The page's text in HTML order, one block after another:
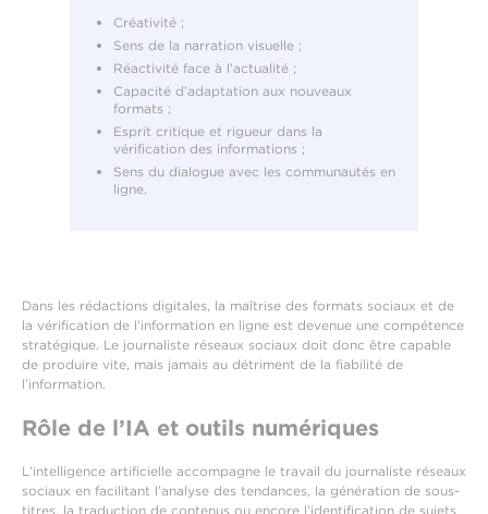
Créativité ;
Sens de la narration visuelle ;
Réactivité face à l’actualité ;
Capacité d’adaptation aux nouveaux
formats ;
Esprit critique et rigueur dans la
vérification des informations ;
Sens du dialogue avec les communautés en
ligne.
Dans les rédactions digitales, la maîtrise des formats sociaux et de
la vérification de l’information en ligne est devenue une compétence
stratégique. Le journaliste réseaux sociaux doit donc être capable
de produire vite, mais jamais au détriment de la fiabilité de
l’information.
Rôle de l’IA et outils numériques
L’intelligence artificielle accompagne le travail du journaliste réseaux
sociaux en facilitant l’analyse des tendances, la génération de sous-
titres, la traduction de contenus ou encore l’identification de sujets